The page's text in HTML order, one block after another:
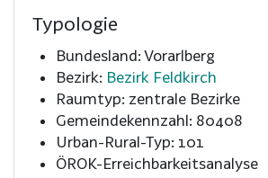
Typologie
Bundesland: Vorarlberg
Bezirk: Bezirk Feldkirch
Raumtyp: zentrale Bezirke
Gemeindekennzahl: 80408
Urban-Rural-Typ: 101
ÖROK-Erreichbarkeitsanalyse